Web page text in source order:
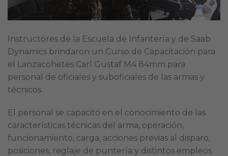
Instructores de la Escuela de Infantería y de Saab
Dynamics brindaron un Curso de Capacitación para
el Lanzacohetes Carl Gustaf M4 84mm para
personal de oficiales y suboficiales de las armas y
técnicos.
El personal se capacitó en el conocimiento de las
características técnicas del arma, operación,
funcionamiento, carga, acciones previas al disparo,
posiciones, reglaje de puntería y distintos empleos